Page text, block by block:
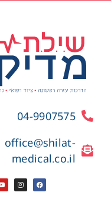
04-9907575
office@shilat-
medical.co.il